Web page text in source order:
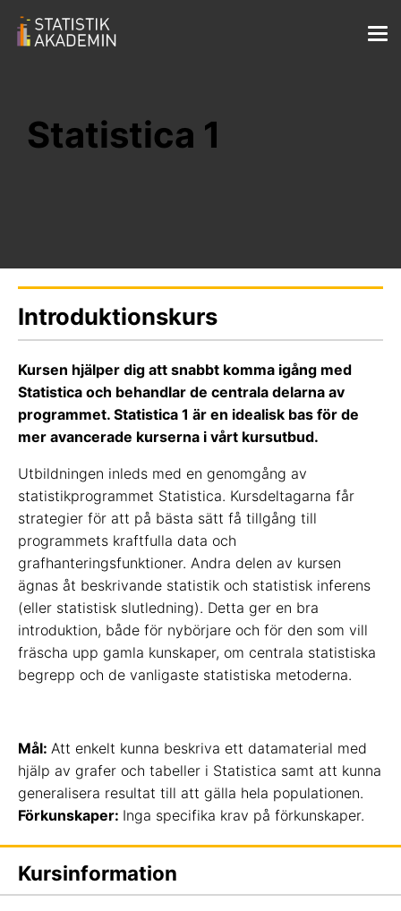
Statistica 1
Introduktionskurs
Kursen hjälper dig att snabbt komma igång med
Statistica och behandlar de centrala delarna av
programmet. Statistica 1 är en idealisk bas för de
mer avancerade kurserna i vårt kursutbud.
Utbildningen inleds med en genomgång av
statistikprogrammet Statistica. Kursdeltagarna får
strategier för att på bästa sätt få tillgång till
programmets kraftfulla data och
grafhanteringsfunktioner. Andra delen av kursen
ägnas åt beskrivande statistik och statistisk inferens
(eller statistisk slutledning). Detta ger en bra
introduktion, både för nybörjare och för den som vill
fräscha upp gamla kunskaper, om centrala statistiska
begrepp och de vanligaste statistiska metoderna.
Mål: Att enkelt kunna beskriva ett datamaterial med
hjälp av grafer och tabeller i Statistica samt att kunna
generalisera resultat till att gälla hela populationen.
Förkunskaper: Inga specifika krav på förkunskaper.
Kursinformation